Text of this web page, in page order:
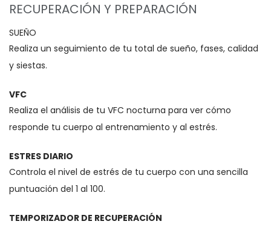
RECUPERACIÓN Y PREPARACIÓN
SUEÑO
Realiza un seguimiento de tu total de sueño, fases, calidad
y siestas.
VFC
Realiza el análisis de tu VFC nocturna para ver cómo
responde tu cuerpo al entrenamiento y al estrés.
ESTRES DIARIO
Controla el nivel de estrés de tu cuerpo con una sencilla
puntuación del 1 al 100.
TEMPORIZADOR DE RECUPERACIÓN